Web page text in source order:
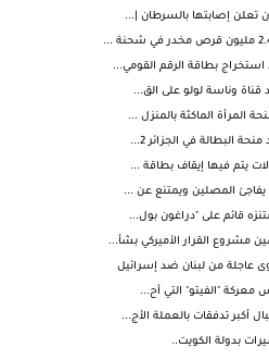
تعلن إصابتها بالسرطان |...
بطاقة الرقم القومي...
قناة وناسة لولو على الق...
المرأة الماكثة بالمنزل ...
البطالة في الجزائر 2...
يتم فيها إيقاف بطاقة ...
يفاجئ المصلين ويمتنع عن ...
قائم على "دراغون بول...
مشروع القرار الأميركي بشأ...
عاجلة من لبنان ضد إسرائيل
معركة "الفيتو" التي أح...
أكبر تدفقات بالعملة الأج...
بدولة الكويت..